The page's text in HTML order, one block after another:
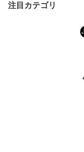
注目カテゴリ